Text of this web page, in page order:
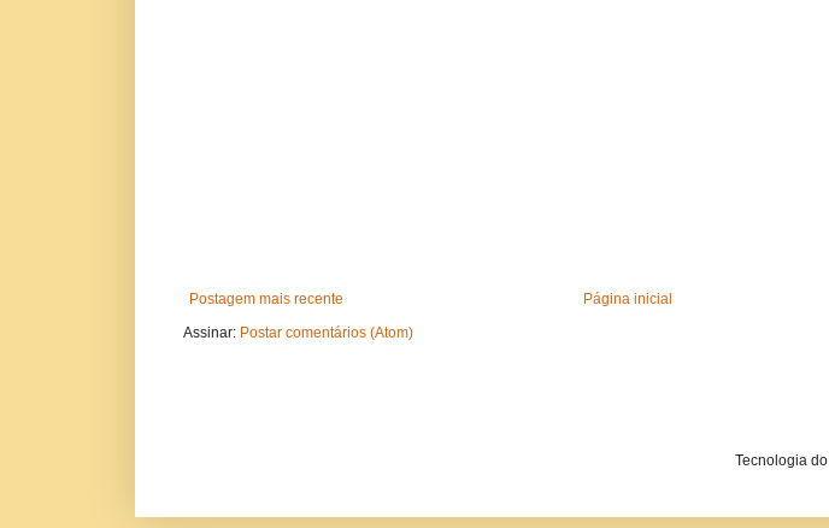
Postagem mais recente
Página inicial
Assinar: Postar comentários (Atom)
Tecnologia do